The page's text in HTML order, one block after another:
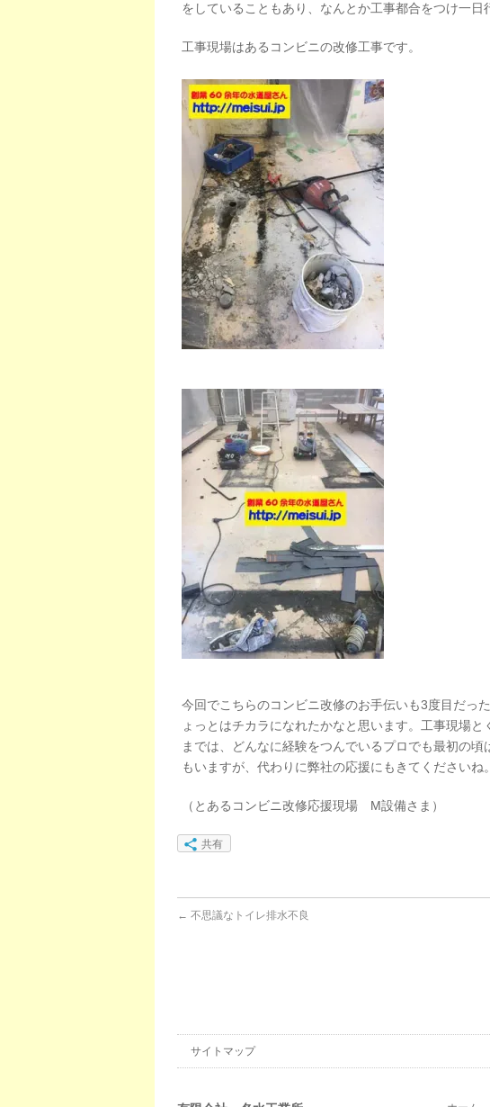
をしていることもあり、なんとか工事都合をつけ一日
工事現場はあるコンビニの改修工事です。
今回でこちらのコンビニ改修のお手伝いも3度目だっ
ょっとはチカラになれたかなと思います。工事現場
までは、どんなに経験をつんでいるプロでも最初の
もいますが、代わりに弊社の応援にもきてくださいね。
（とあるコンビニ改修応援現場 M設備さま）
共有
← 不思議なトイレ排水不良
サイトマップ